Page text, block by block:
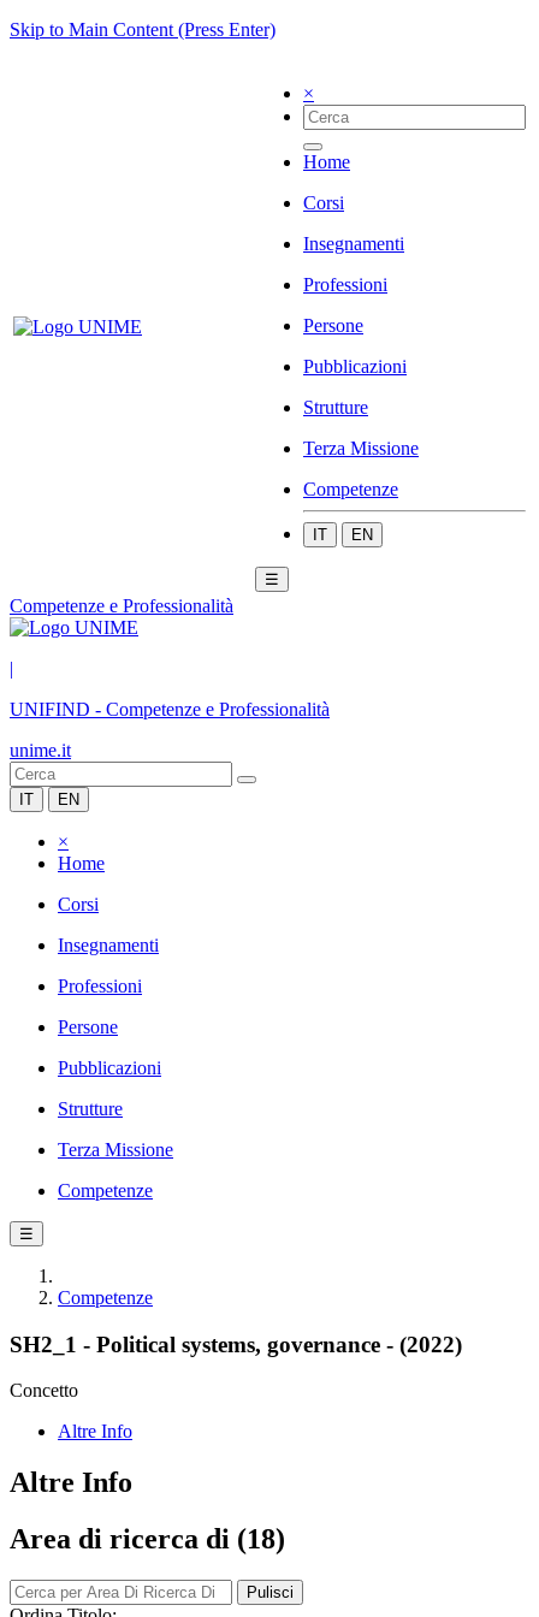
Skip to Main Content (Press Enter)
×
Home
Corsi
Insegnamenti
Professioni
Persone
Pubblicazioni
Strutture
Terza Missione
Competenze
IT EN
☰
Competenze e Professionalità
|
UNIFIND - Competenze e Professionalità
unime.it
IT EN
×
Home
Corsi
Insegnamenti
Professioni
Persone
Pubblicazioni
Strutture
Terza Missione
Competenze
☰
Competenze
SH2_1 - Political systems, governance - (2022)
Concetto
Altre Info
Altre Info
Area di ricerca di (18)
Pulisci